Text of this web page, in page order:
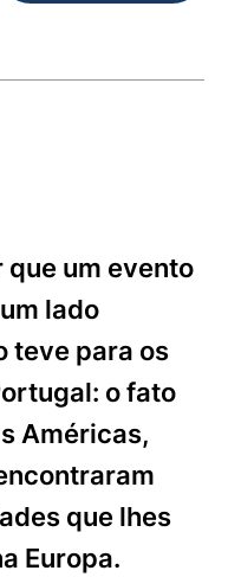
que um evento
lado
teve para os
o fato
Américas,
que lhes
Europa.